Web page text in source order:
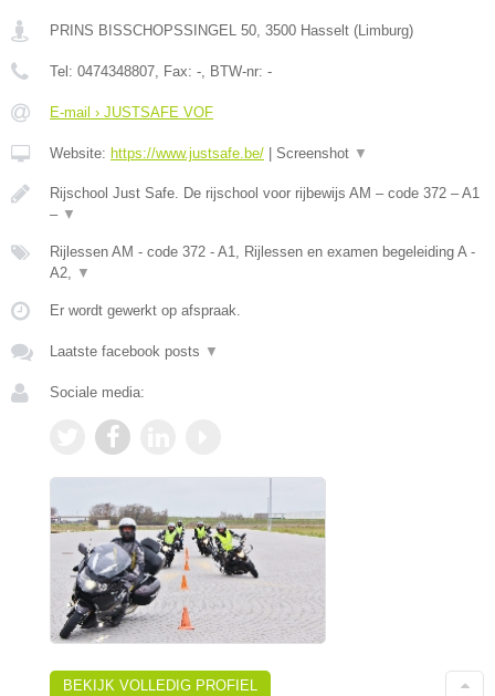
PRINS BISSCHOPSSINGEL 50, 3500 Hasselt (Limburg)
Tel: 0474348807, Fax: -, BTW-nr: -
E-mail › JUSTSAFE VOF
Website: https://www.justsafe.be/ Screenshot ▼
Rijschool Just Safe. De rijschool voor rijbewijs AM – code 372 – A1
– ▼
Rijlessen AM - code 372 - A1, Rijlessen en examen begeleiding A -
A2, ▼
Er wordt gewerkt op afspraak.
Laatste facebook posts ▼
Sociale media:
BEKIJK VOLLEDIG PROFIEL